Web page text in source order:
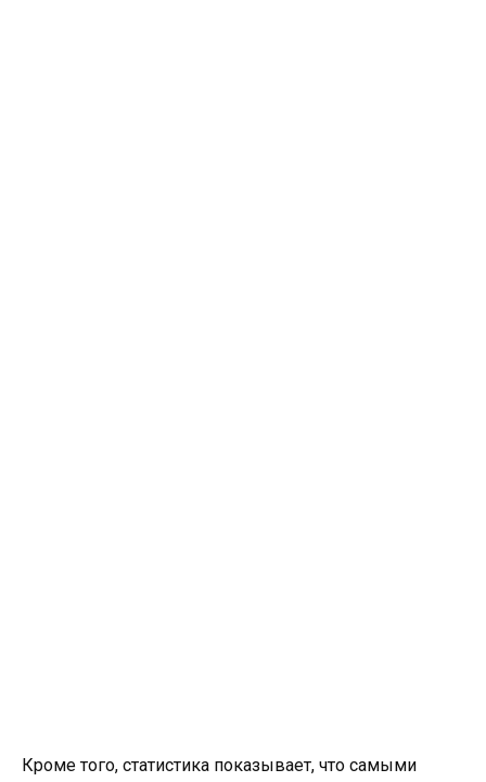
Кроме того, статистика показывает, что самыми